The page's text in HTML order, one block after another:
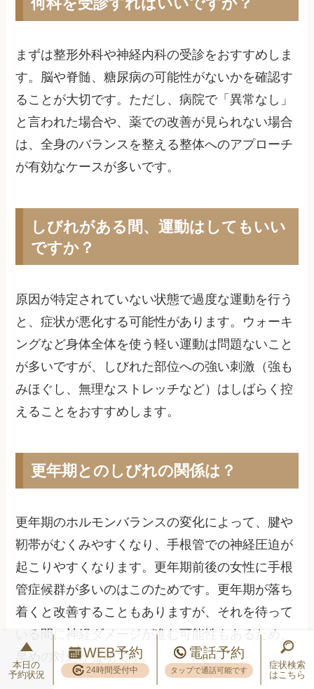
まずは整形外科や神経内科の受診をおすすめしま
す。脳や脊髄、糖尿病の可能性がないかを確認す
ることが大切です。ただし、病院で「異常なし」
と言われた場合や、薬での改善が見られない場合
は、全身のバランスを整える整体へのアプローチ
が有効なケースが多いです。
しびれがある間、運動はしてもいい
ですか？
原因が特定されていない状態で過度な運動を行う
と、症状が悪化する可能性があります。ウォーキ
ングなど身体全体を使う軽い運動は問題ないこと
が多いですが、しびれた部位への強い刺激（強も
みほぐし、無理なストレッチなど）はしばらく控
えることをおすすめします。
更年期とのしびれの関係は？
更年期のホルモンバランスの変化によって、腱や
靭帯がむくみやすくなり、手根管での神経圧迫が
起こりやすくなります。更年期前後の女性に手根
管症候群が多いのはこのためです。更年期が落ち
着くと改善することもありますが、それを待って
いる間に神経ダメージが進む可能性もあるため、
早めの対処が賢明です。
本日の
予約状況
WEB予約
24時間受付中
電話予約
タップで通話可能です
症状検索
はこちら